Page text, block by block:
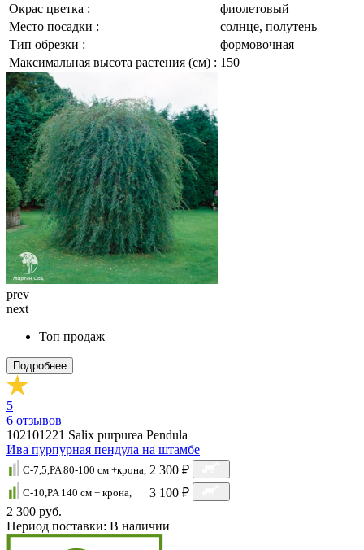
Окрас цветка :
фиолетовый
Место посадки :
солнце, полутень
Тип обрезки :
формовочная
Максимальная высота растения (см) : 150
prev
next
Топ продаж
Подробнее
5
6 отзывов
102101221 Salix purpurea Pendula
Ива пурпурная пендула на штамбе
C-7,5,PA 80-100 см +крона, 2 300 ₽
C-10,PA 140 см + крона,
3 100 ₽
2 300 руб.
Период поставки: В наличии